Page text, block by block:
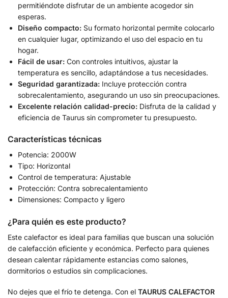
permitiéndote disfrutar de un ambiente acogedor sin
esperas.
Diseño compacto: Su formato horizontal permite colocarlo
en cualquier lugar, optimizando el uso del espacio en tu
hogar.
Fácil de usar: Con controles intuitivos, ajustar la
temperatura es sencillo, adaptándose a tus necesidades.
Seguridad garantizada: Incluye protección contra
sobrecalentamiento, asegurando un uso sin preocupaciones.
Excelente relación calidad-precio: Disfruta de la calidad y
eficiencia de Taurus sin comprometer tu presupuesto.
Características técnicas
Potencia: 2000W
Tipo: Horizontal
Control de temperatura: Ajustable
Protección: Contra sobrecalentamiento
Dimensiones: Compacto y ligero
¿Para quién es este producto?
Este calefactor es ideal para familias que buscan una solución
de calefacción eficiente y económica. Perfecto para quienes
desean calentar rápidamente estancias como salones,
dormitorios o estudios sin complicaciones.
No dejes que el frío te detenga. Con el TAURUS CALEFACTOR